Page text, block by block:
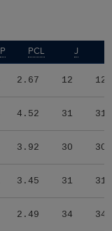
P PCL J
2.67 12 12
4.52 31 31
3.92 30 30
3.45 31 31
2.49 34 34